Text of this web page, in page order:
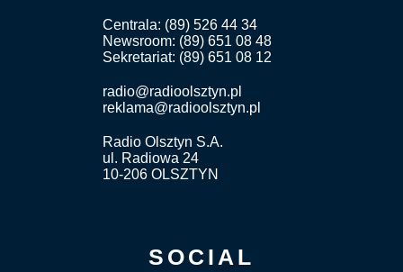
Centrala: (89) 526 44 34
Newsroom: (89) 651 08 48
Sekretariat: (89) 651 08 12
radio@radioolsztyn.pl
reklama@radioolsztyn.pl
Radio Olsztyn S.A.
ul. Radiowa 24
10-206 OLSZTYN
SOCIAL